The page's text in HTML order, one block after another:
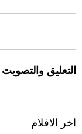
التعليق
اخر الافلام